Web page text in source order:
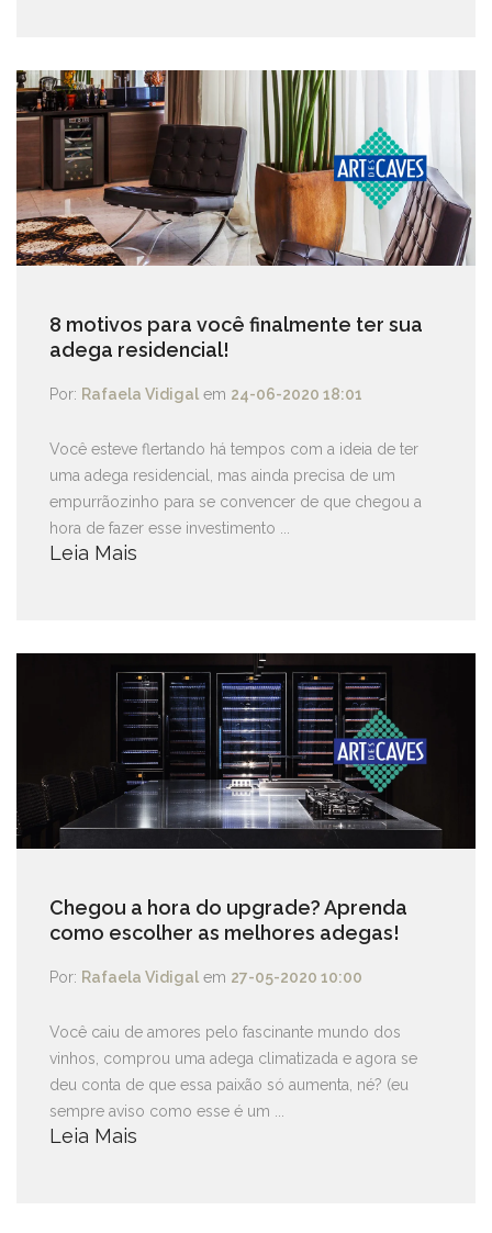
8 motivos para você finalmente ter sua
adega residencial!
Por: Rafaela Vidigal em 24-06-2020 18:01
Você esteve flertando há tempos com a ideia de ter
uma adega residencial, mas ainda precisa de um
empurrãozinho para se convencer de que chegou a
hora de fazer esse investimento ...
Leia Mais
Chegou a hora do upgrade? Aprenda
como escolher as melhores adegas!
Por: Rafaela Vidigal em 27-05-2020 10:00
Você caiu de amores pelo fascinante mundo dos
vinhos, comprou uma adega climatizada e agora se
deu conta de que essa paixão só aumenta, né? (eu
sempre aviso como esse é um ...
Leia Mais